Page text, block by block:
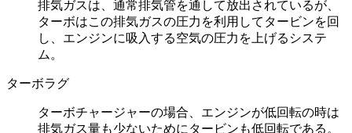
排気ガスは、通常排気管を通して放出されているが、
ターボはこの排気ガスの圧力を利用してタービンを回
し、エンジンに吸入する空気の圧力を上げるシステ
ム。
ターボラグ
ターボチャージャーの場合、エンジンが低回転の時は
排気ガス量も少ないためにタービンも低回転である。